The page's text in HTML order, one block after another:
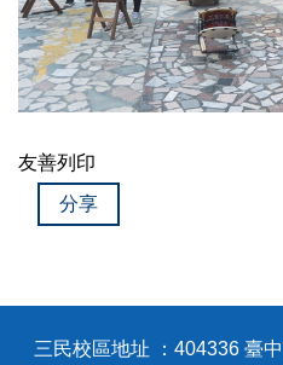
友善列印
分享
三民校區地址 ：404336 臺